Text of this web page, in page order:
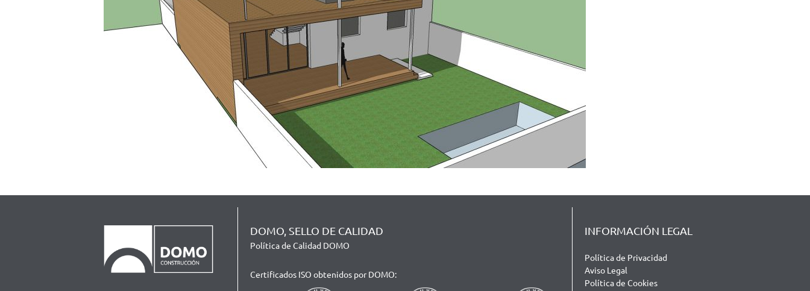
DOMO, SELLO DE CALIDAD
Política de Calidad DOMO
Certificados ISO obtenidos por DOMO:
INFORMACIÓN LEGAL
Política de Privacidad
Aviso Legal
Política de Cookies